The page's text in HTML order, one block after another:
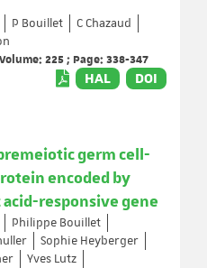
P Bouillet
C Chazaud
225 ; Page: 338-347
HAL DOI
germ cell-
encoded by
responsive gene
Philippe Bouillet
Sophie Heyberger
Yves Lutz